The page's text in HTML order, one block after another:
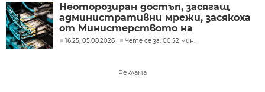
Неоторозиран достъп, засягащ
административни мрежи, засякоха
от Министерството на
иновациите
16:25, 05.08.2026 Чете се за: 00:52 мин.
Реклама